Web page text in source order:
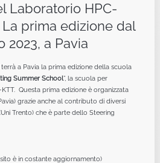
Laboratorio HPC-
La prima edizione dal
2023, a Pavia
a Pavia la prima edizione della scuola
Summer School”, la scuola per
Questa prima edizione è organizzata
grazie anche al contributo di diversi
Trento) che è parte dello Steering
è in costante aggiornamento)